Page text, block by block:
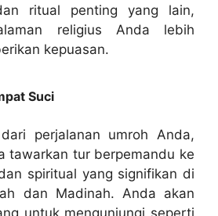
ritual penting yang lain,
religius Anda lebih
kepuasan.
Suci
perjalanan umroh Anda,
tawarkan tur berpemandu ke
spiritual yang signifikan di
dan Madinah. Anda akan
untuk mengunjungi seperti